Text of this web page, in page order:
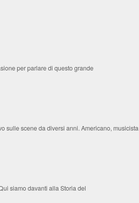
per parlare di questo grande
sulle scene da diversi anni. Americano, musicista
siamo davanti alla Storia del